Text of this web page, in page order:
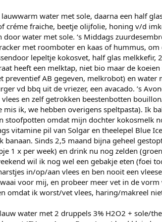
water met sole, daarna een half
créme fraiche, beetje olijfolie, honing v/d
door water met sole. ‘s Middags
met roomboter en kaas of hummus,
lepeltje kokosvet, half glas melkkefir,
heeft een melktap, niet bio maar de
AB gegeven, melkrobot) en water
vd bbq uit de vriezer, een avacado. ’s
en zelf getrokken beestenbotten
ik, we hebben overigens speltpasta). Ik
stoofpotten omdat mijn dochter kokosmelk
vitamine pil van Solgar en theelepel Blue
Sinds 2,5 maand bijna geheel
1 x per week) en drink nu nog zelden
wil ik nog wel een gebakje eten (foei
in/op/aan vlees en ben nooit een
voor mij, en probeer meer vet in de vorm
omdat ik worst/vet vlees, haring/makreel
water met 2 druppels 3% H2O2 + sole/